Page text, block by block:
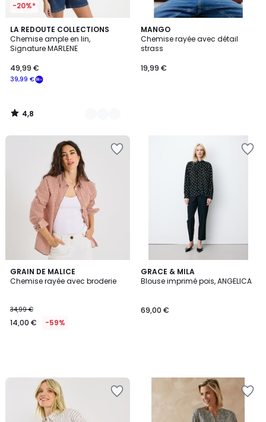
-20%*
LA REDOUTE COLLECTIONS
Chemise ample en lin,
Signature MARLENE
39,99 €
49,99 €
4,8
/ 5
2
Couleurs
4,8
/
MANGO
Chemise rayée avec détail
strass
19,99 €
GRAIN DE MALICE
Chemise rayée avec broderie
34,99 €
14,00 € -59%
GRACE & MILA
Blouse imprimé pois, ANGELICA
69,00 €